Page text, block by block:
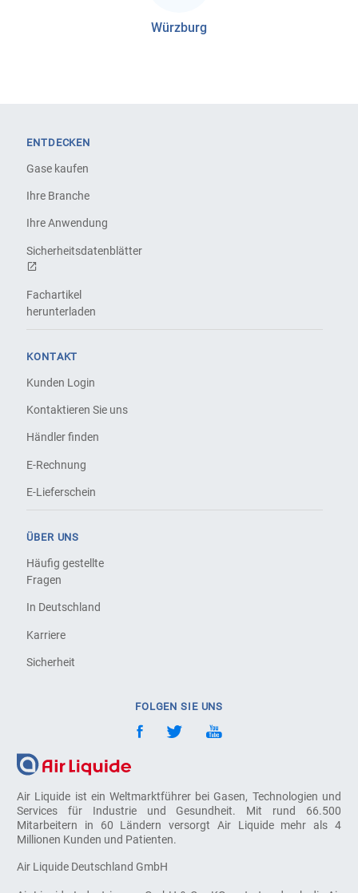
Würzburg
Air Liquide ist ein Weltmarktführer bei Gasen, Technologien und
Services für Industrie und Gesundheit. Mit rund 66.500
Mitarbeitern in 60 Ländern versorgt Air Liquide mehr als 4
Millionen Kunden und Patienten.
Air Liquide Deutschland GmbH
ENTDECKEN
Gase kaufen
Ihre Branche
Ihre Anwendung
Sicherheitsdatenblätter
Fachartikel
herunterladen
KONTAKT
Kunden Login
Kontaktieren Sie uns
Händler finden
E-Rechnung
E-Lieferschein
ÜBER UNS
Häufig gestellte
Fragen
In Deutschland
Karriere
Sicherheit
FOLGEN SIE UNS